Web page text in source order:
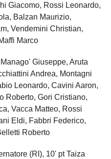
Giacomo, Rossi Leonardo,
Balzan Maurizio,
Vendemini Christian,
Marco
Giuseppe, Aruta
Andrea, Montagni
Leonardo, Cavini Aaron,
Roberto, Gori Cristiano,
Vacca Matteo, Rossi
Eldi, Fabbri Federico,
Roberto
(RI), 10' pt Taiza